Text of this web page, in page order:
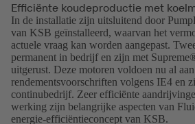
Efficiënte koudeproductie met
In de installatie zijn uitsluitend door
van KSB geïnstalleerd, waarvan het
actuele vraag kan worden aangepast.
permanent in bedrijf en zijn met
uitgerust. Deze motoren voldoen nu al
rendementsvoorschriften volgens IE4 en
continubedrijf. Zeer efficiënte
werking zijn belangrijke aspecten van
energie-efficiëntieconcept van KSB.